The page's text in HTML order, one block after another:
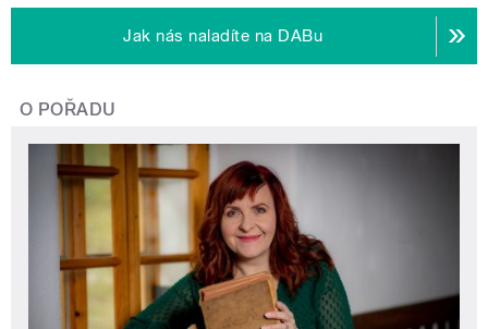
Jak nás naladíte na DABu
O POŘADU